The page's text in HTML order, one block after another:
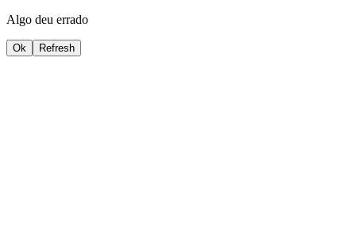
Algo deu errado
Ok Refresh